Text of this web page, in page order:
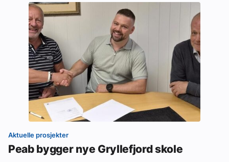
Aktuelle prosjekter
Peab bygger nye Gryllefjord skole